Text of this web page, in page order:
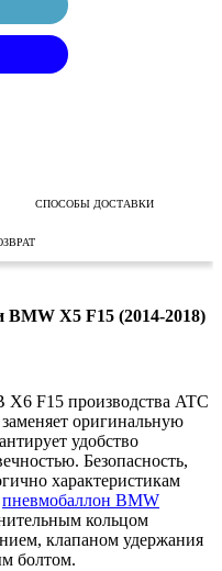
СПОСОБЫ ДОСТАВКИ
X5 F15 (2014-2018)
F15 производства ATC
оригинальную
удобство
Безопасность,
характеристикам
пневмобаллон BMW
кольцом
клапаном удержания
болтом.